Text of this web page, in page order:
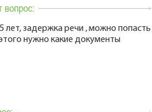
вопрос:
лет, задержка речи , можно попасть
нужно какие документы